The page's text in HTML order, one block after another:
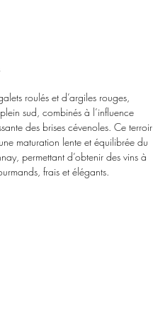
roulés et d’argiles rouges,
sud, combinés à l’influence
des brises cévenoles. Ce terroir
maturation lente et équilibrée du
permettant d’obtenir des vins à
frais et élégants.